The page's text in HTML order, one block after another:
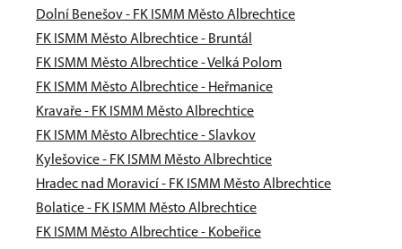
Dolní Benešov - FK ISMM Město Albrechtice
FK ISMM Město Albrechtice - Bruntál
FK ISMM Město Albrechtice - Velká Polom
FK ISMM Město Albrechtice - Heřmanice
Kravaře - FK ISMM Město Albrechtice
FK ISMM Město Albrechtice - Slavkov
Kylešovice - FK ISMM Město Albrechtice
Hradec nad Moravicí - FK ISMM Město Albrechtice
Bolatice - FK ISMM Město Albrechtice
FK ISMM Město Albrechtice - Kobeřice